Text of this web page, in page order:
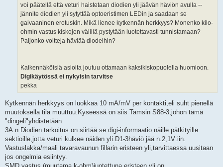
voi päätellä että veturi haistetaan diodien yli jäävän häviön avulla --
jännite diodien yli sytyttää optoeristimen LEDin ja saadaan se
galvaaninen erotuskin. Mikä lienee kytkennän herkkyys? Monenko kilo-
ohmin vastus kiskojen välillä pystytään luotettavasti tunnistamaan?
Paljonko voltteja häviää diodeihin?
Kaikennäköisiä asioita joutuu ottamaan kaksikiskopuolella huomioon.
Digikäytössä ei nykyisin tarvitse
pekka
Kytkennän herkkyys on luokkaa 10 mA/mV per kontakti,eli suht pienellä
muutoksella tila muuttuu.Kyseessä on siis Tamsin S88-3,johon tämä
"dingeli"yhdistetään.
3A:n Diodien tarkoitus on siirtää se digi-informaatio näille pätkityille
sektioille,jotta veturi kulkee näiden yli.D1-3häviö jää n.2,1V:iin.
Vastuslakka/maali tavaravaunun fillarin eristeen yli,tarvittaessa uusitaan
jos ongelmia esiintyy.